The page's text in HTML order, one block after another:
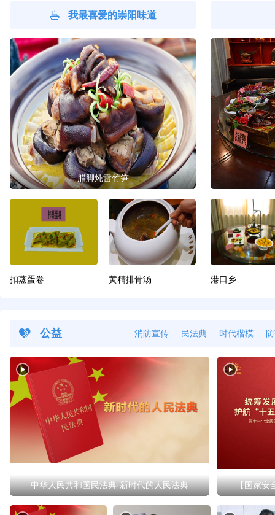
我最喜爱的崇阳味道
腊脚炖雷竹笋
扣蒸蛋卷 黄精排骨汤 港口乡
公益 消防宣传 民法典 时代楷模
中华人民共和国民法典·新时代的人民法典 【国家安